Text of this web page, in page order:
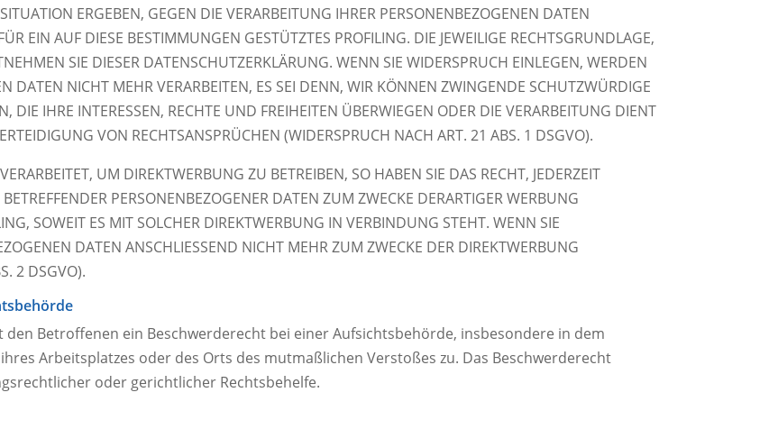
ERGEBEN, GEGEN DIE VERARBEITUNG IHRER PERSONENBEZOGENEN DATEN
EIN AUF DIESE BESTIMMUNGEN GESTÜTZTES PROFILING. DIE JEWEILIGE RECHTSGRUNDLAGE,
SIE DIESER DATENSCHUTZERKLÄRUNG. WENN SIE WIDERSPRUCH EINLEGEN, WERDEN
DATEN NICHT MEHR VERARBEITEN, ES SEI DENN, WIR KÖNNEN ZWINGENDE SCHUTZWÜRDIGE
DIE IHRE INTERESSEN, RECHTE UND FREIHEITEN ÜBERWIEGEN ODER DIE VERARBEITUNG DIENT
VON RECHTSANSPRÜCHEN (WIDERSPRUCH NACH ART. 21 ABS. 1 DSGVO).
UM DIREKTWERBUNG ZU BETREIBEN, SO HABEN SIE DAS RECHT, JEDERZEIT
PERSONENBEZOGENER DATEN ZUM ZWECKE DERARTIGER WERBUNG
SOWEIT ES MIT SOLCHER DIREKTWERBUNG IN VERBINDUNG STEHT. WENN SIE
DATEN ANSCHLIESSEND NICHT MEHR ZUM ZWECKE DER DIREKTWERBUNG
2 DSGVO).
den Betroffenen ein Beschwerderecht bei einer Aufsichtsbehörde, insbesondere in dem
Arbeitsplatzes oder des Orts des mutmaßlichen Verstoßes zu. Das Beschwerderecht
oder gerichtlicher Rechtsbehelfe.